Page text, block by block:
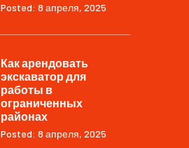
Posted: 8 апреля, 2025
Как арендовать
экскаватор для
работы в
ограниченных
районах
Posted: 8 апреля, 2025